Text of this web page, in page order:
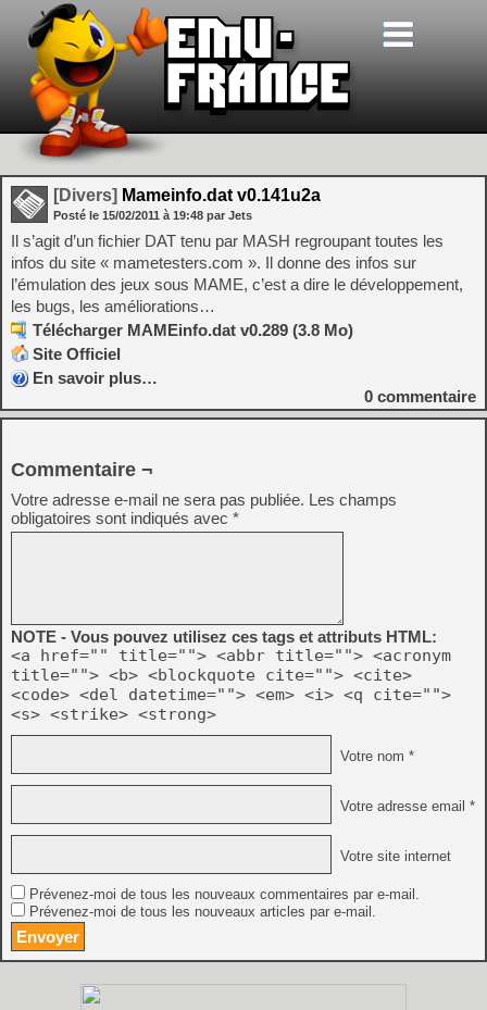
[Divers] Mameinfo.dat v0.141u2a
Posté le 15/02/2011 à 19:48 par Jets
Il s’agit d’un fichier DAT tenu par MASH regroupant toutes les
infos du site « mametesters.com ». Il donne des infos sur
l’émulation des jeux sous MAME, c’est a dire le développement,
les bugs, les améliorations…
Télécharger MAMEinfo.dat v0.289 (3.8 Mo)
Site Officiel
En savoir plus…
0 commentaire
Commentaire ¬
Votre adresse e-mail ne sera pas publiée. Les champs
obligatoires sont indiqués avec *
NOTE - Vous pouvez utilisez ces tags et attributs HTML:
<a href="" title=""> <abbr title=""> <acronym
title=""> <b> <blockquote cite=""> <cite>
<code> <del datetime=""> <em> <i> <q cite="">
<s> <strike> <strong>
Votre nom *
Votre adresse email *
Votre site internet
Prévenez-moi de tous les nouveaux commentaires par e-mail.
Prévenez-moi de tous les nouveaux articles par e-mail.